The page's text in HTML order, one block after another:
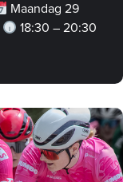
Maandag 29
18:30 – 20:30